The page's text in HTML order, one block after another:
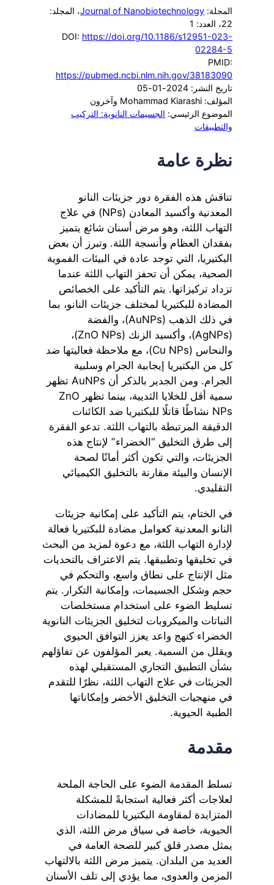
المجلة: Journal of Nanobiotechnology، المجلد:
22، العدد: 1
DOI: https://doi.org/10.1186/s12951-023-
02284-5
PMID:
https://pubmed.ncbi.nlm.nih.gov/38183090
تاريخ النشر: 2024-01-05
المؤلف: Mohammad Kiarashi وآخرون
الموضوع الرئيسي: الجسيمات النانوية: التركيب
والتطبيقات
نظرة عامة
تناقش هذه الفقرة دور جزيئات النانو
المعدنية وأكسيد المعادن (NPs) في علاج
التهاب اللثة، وهو مرض أسنان شائع يتميز
بفقدان العظام وأنسجة اللثة. وتبرز أن بعض
البكتيريا، التي توجد عادة في البيئات الفموية
الصحية، يمكن أن تحفز التهاب اللثة عندما
تزداد تركيزاتها. يتم التأكيد على الخصائص
المضادة للبكتيريا لمختلف جزيئات النانو، بما
في ذلك الذهب (AuNPs)، والفضة
(AgNPs)، وأكسيد الزنك (ZnO NPs)،
والنحاس (Cu NPs)، مع ملاحظة فعاليتها ضد
كل من البكتيريا إيجابية الجرام وسلبية
الجرام. ومن الجدير بالذكر أن AuNPs تظهر
سمية أقل للخلايا الثديية، بينما تظهر ZnO
NPs نشاطًا قاتلًا للبكتيريا ضد الكائنات
الدقيقة المرتبطة بالتهاب اللثة. تدعو الفقرة
إلى طرق التخليق “الخضراء” لإنتاج هذه
الجزيئات، والتي تكون أكثر أمانًا لصحة
الإنسان والبيئة مقارنة بالتخليق الكيميائي
التقليدي.
في الختام، يتم التأكيد على إمكانية جزيئات
النانو المعدنية كعوامل مضادة للبكتيريا فعالة
لإدارة التهاب اللثة، مع دعوة لمزيد من البحث
في تخليقها وتطبيقها. يتم الاعتراف بالتحديات
مثل الإنتاج على نطاق واسع، والتحكم في
حجم وشكل الجسيمات، وإمكانية التكرار. يتم
تسليط الضوء على استخدام مستخلصات
النباتات والميكروبات لتخليق الجزيئات النانوية
الخضراء كنهج واعد يعزز التوافق الحيوي
ويقلل من السمية. يعبر المؤلفون عن تفاؤلهم
بشأن التطبيق التجاري المستقبلي لهذه
الجزيئات في علاج التهاب اللثة، نظرًا للتقدم
في منهجيات التخليق الأخضر وإمكاناتها
الطبية الحيوية.
مقدمة
تسلط المقدمة الضوء على الحاجة الملحة
لعلاجات أكثر فعالية استجابةً للمشكلة
المتزايدة لمقاومة البكتيريا للمضادات
الحيوية، خاصة في سياق مرض اللثة، الذي
يمثل مصدر قلق كبير للصحة العامة في
العديد من البلدان. يتميز مرض اللثة بالالتهاب
المزمن والعدوى، مما يؤدي إلى تلف الأسنان